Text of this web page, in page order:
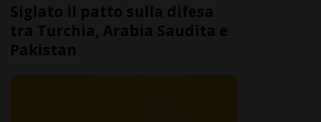
Siglato il patto sulla difesa
tra Turchia, Arabia Saudita e
Pakistan